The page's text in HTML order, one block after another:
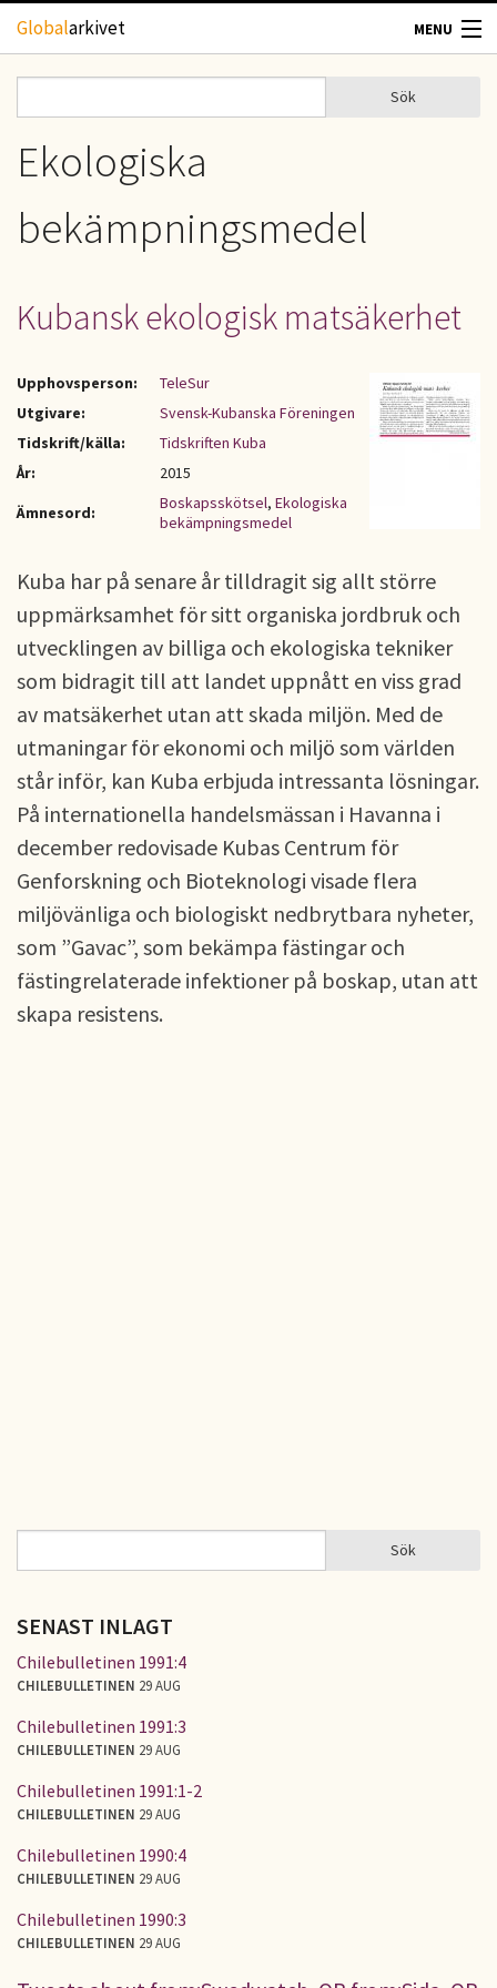
Hoppa till huvudinnehåll
Globalarkivet MENU
TIDSKRIFTER
GEOGRAFI
OM OSS
KONTAKT
Sökformulär
Sök
Ekologiska
bekämpningsmedel
Kubansk ekologisk matsäkerhet
Upphovsperson:
TeleSur
Utgivare:
Svensk-Kubanska Föreningen
Tidskrift/källa:
Tidskriften Kuba
År:
2015
Ämnesord:
Boskapsskötsel, Ekologiska
bekämpningsmedel
Kuba har på senare år tilldragit sig allt större
uppmärksamhet för sitt organiska jordbruk och
utvecklingen av billiga och ekologiska tekniker
som bidragit till att landet uppnått en viss grad
av matsäkerhet utan att skada miljön. Med de
utmaningar för ekonomi och miljö som världen
står inför, kan Kuba erbjuda intressanta lösningar.
På internationella handelsmässan i Havanna i
december redovisade Kubas Centrum för
Genforskning och Bioteknologi visade flera
miljövänliga och biologiskt nedbrytbara nyheter,
som ”Gavac”, som bekämpa fästingar och
fästingrelaterade infektioner på boskap, utan att
skapa resistens.
SÖKFORMULÄR Sök
SENAST INLAGT
Chilebulletinen 1991:4
CHILEBULLETINEN 29 AUG
Chilebulletinen 1991:3
CHILEBULLETINEN 29 AUG
Chilebulletinen 1991:1-2
CHILEBULLETINEN 29 AUG
Chilebulletinen 1990:4
CHILEBULLETINEN 29 AUG
Chilebulletinen 1990:3
CHILEBULLETINEN 29 AUG